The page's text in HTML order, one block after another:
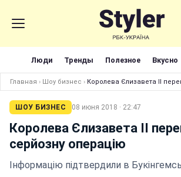
Люди Тренды Полезное Вкусно
Главная › Шоу бизнес › Королева Єлизавета ІІ
ШОУ БИЗНЕС 08 июня 2018 · 22:47
Королева Єлизавета ІІ
серйозну операцію
Інформацію підтвердили в